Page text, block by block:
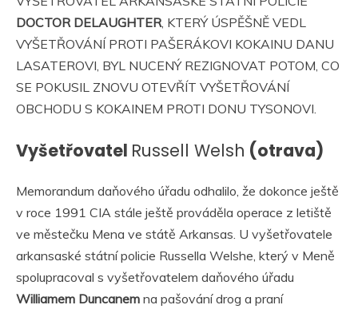
DOCTOR DELAUGHTER , KTERÝ ÚSPĚŠNĚ VEDL
VYŠETŘOVÁNÍ PROTI PAŠERÁKOVI KOKAINU DANU
LASATEROVI, BYL NUCENÝ REZIGNOVAT POTOM, CO
SE POKUSIL ZNOVU OTEVŘÍT VYŠETŘOVÁNÍ
OBCHODU S KOKAINEM PROTI DONU TYSONOVI.
Vyšetřovatel Russell Welsh (otrava)
Memorandum daňového úřadu odhalilo, že dokonce ještě
v roce 1991 CIA stále ještě prováděla operace z letiště
ve městečku Mena ve státě Arkansas. U vyšetřovatele
arkansaské státní policie Russella Welshe, který v Meně
spolupracoval s vyšetřovatelem daňového úřadu
Williamem Duncanem na pašování drog a praní